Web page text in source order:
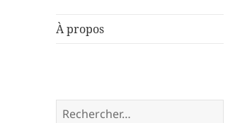
À propos
Rechercher :